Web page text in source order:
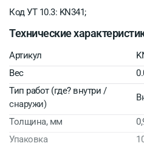
Код УТ 10.3: KN341;
Технические
Артикул
Вес
Тип работ (где? внутри /
снаружи)
Толщина, мм
Упаковка